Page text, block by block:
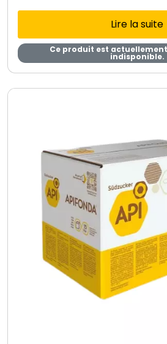
Lire la suite
Ce produit est
indisponible.